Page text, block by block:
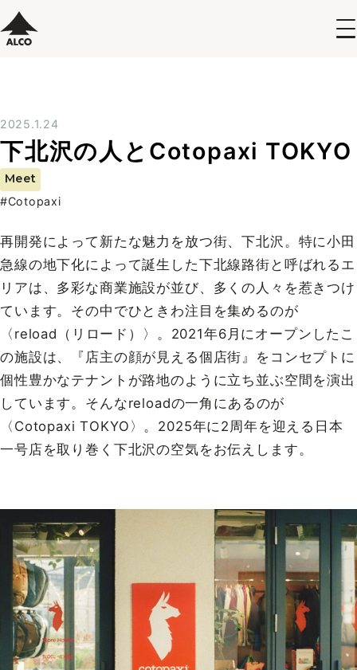
2025.1.24
下北沢の人とCotopaxi TOKYO
Meet
#Cotopaxi
再開発によって新たな魅力を放つ街、下北沢。特に小田
急線の地下化によって誕生した下北線路街と呼ばれるエ
リアは、多彩な商業施設が並び、多くの人々を惹きつけ
ています。その中でひときわ注目を集めるのが
〈reload（リロード）〉。2021年6月にオープンしたこ
の施設は、『店主の顔が見える個店街』をコンセプトに
個性豊かなテナントが路地のように立ち並ぶ空間を演出
しています。そんなreloadの一角にあるのが
〈Cotopaxi TOKYO〉。2025年に2周年を迎える日本
一号店を取り巻く下北沢の空気をお伝えします。